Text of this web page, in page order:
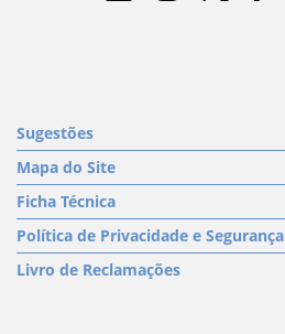
Sugestões
Mapa do Site
Ficha Técnica
Política de Privacidade e Segurança
Livro de Reclamações